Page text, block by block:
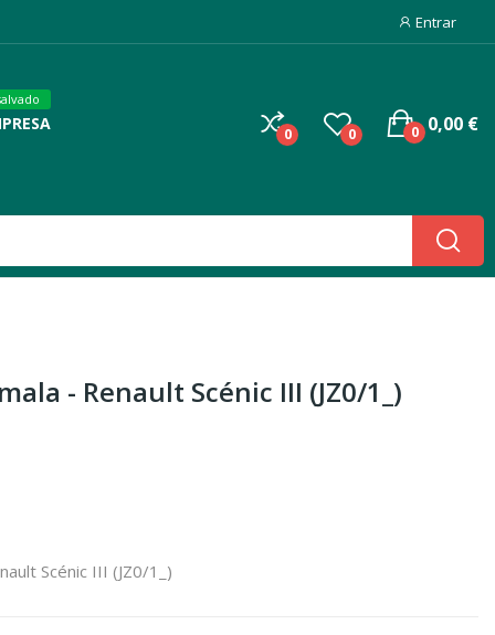
Entrar
0 0 0,00 €
0
- Renault Scénic III (JZ0/1_)
Scénic III (JZ0/1_)